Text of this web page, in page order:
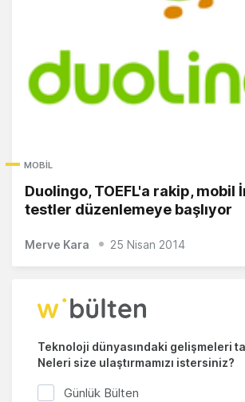
MOBIL
Duolingo, TOEFL'a rakip, mobil
testler düzenlemeye başlıyor
Merve Kara 25 Nisan 2014
Teknoloji dünyasındaki gelişmeleri
Neleri size ulaştırmamızı istersiniz?
Günlük Bülten